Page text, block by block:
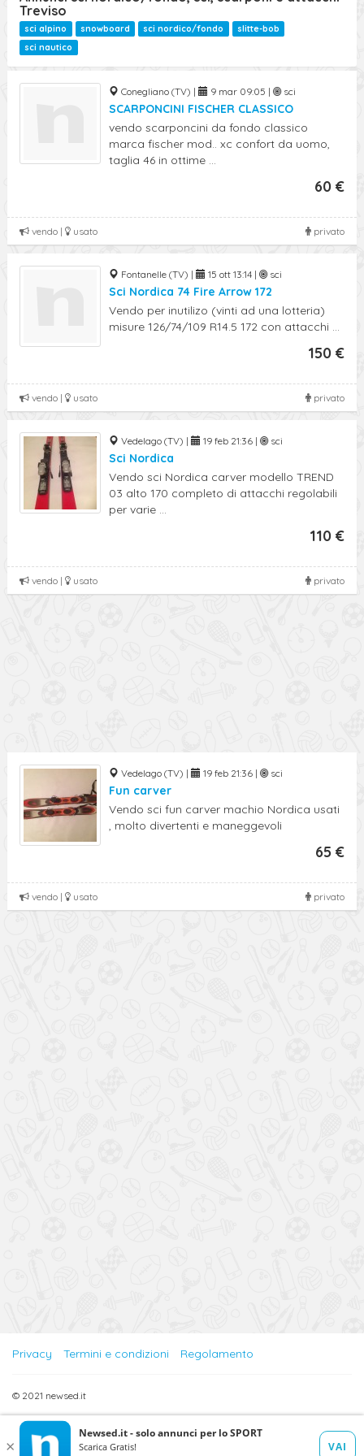
Ricerca Avanzata
Treviso
sci alpino snowboard sci nordico/fondo
slitte-bob
sci nautico
Conegliano (TV) | 9 mar 09:05 | sci
SCARPONCINI FISCHER CLASSICO
vendo scarponcini da fondo classico
marca fischer mod.. xc confort da uomo,
taglia 46 in ottime ...
60 €
privato
vendo | usato
Fontanelle (TV) | 15 ott 13:14 | sci
Sci Nordica 74 Fire Arrow 172
Vendo per inutilizo (vinti ad una lotteria)
misure 126/74/109 R14.5 172 con attacchi ...
150 €
privato
vendo | usato
Vedelago (TV) | 19 feb 21:36 | sci
Sci Nordica
Vendo sci Nordica carver modello TREND
03 alto 170 completo di attacchi regolabili
per varie ...
110 €
privato
vendo | usato
Vedelago (TV) | 19 feb 21:36 | sci
Fun carver
Vendo sci fun carver machio Nordica usati
, molto divertenti e maneggevoli
65 €
privato
vendo | usato
Privacy Termini e condizioni Regolamento
© 2021 newsed.it